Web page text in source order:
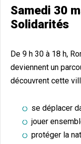
Samedi 30
Solidarités
De 9 h 30 à 18 h,
deviennent un
découvrent cette
se déplacer
jouer
protéger la